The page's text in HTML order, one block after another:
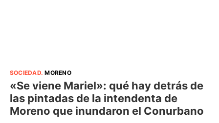
SOCIEDAD.MORENO
«Se viene Mariel»: qué hay detrás de
las pintadas de la intendenta de
Moreno que inundaron el Conurbano